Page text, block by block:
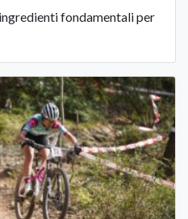
fondamentali per